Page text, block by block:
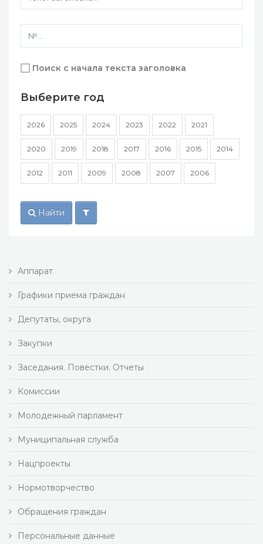
Поиск с начала текста заголовка
Выберите год
2026 2025 2024 2023 2022 2021
2020 2019 2018 2017 2016 2015 2014
2012 2011 2009 2008 2007 2006
Найти
Аппарат
Графики приема граждан
Депутаты, округа
Закупки
Заседания. Повестки. Отчеты
Комиссии
Молодежный парламент
Муниципальная служба
Нацпроекты
Нормотворчество
Обращения граждан
Персональные данные